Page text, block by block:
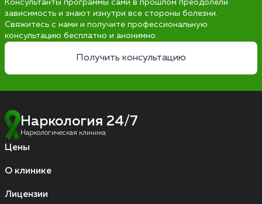
Консультанты программы сами в прошлом преодолели
зависимость и знают изнутри все стороны болезни.
Свяжитесь с нами и получите профессиональную
консультацию бесплатно и анонимно.
Получить консультацию
Наркология 24/7
Наркологическая клиника
Цены
О клинике
Лицензии